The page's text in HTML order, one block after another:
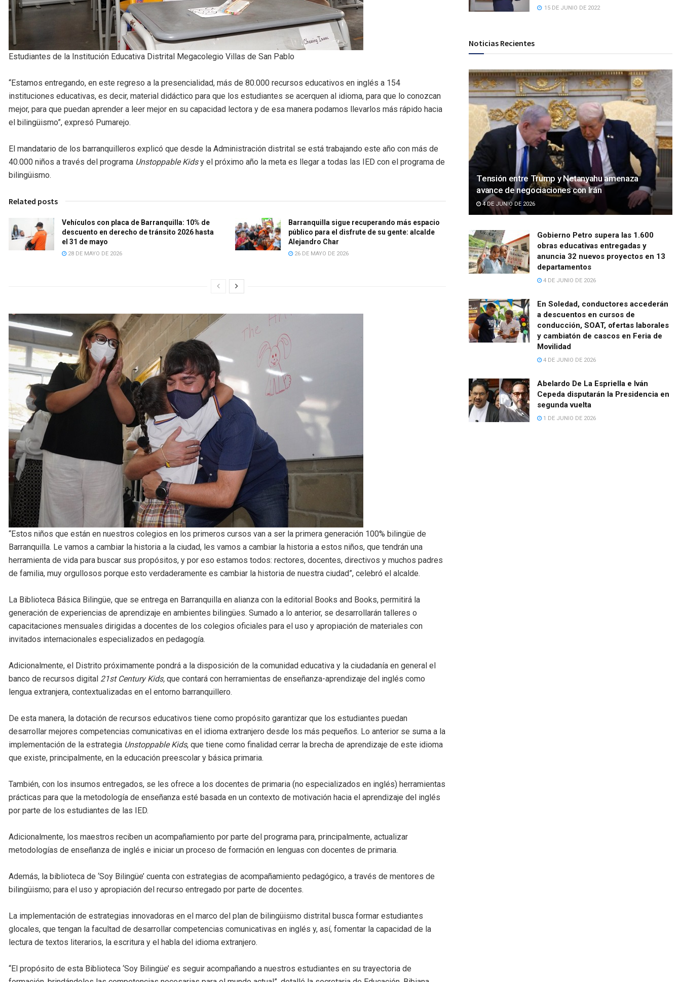
Estudiantes de la Institución Educativa Distrital Megacolegio Villas de San Pablo
“Estamos entregando, en este regreso a la presencialidad, más de 80.000 recursos educativos en inglés a 154
instituciones educativas, es decir, material didáctico para que los estudiantes se acerquen al idioma, para que lo conozcan
mejor, para que puedan aprender a leer mejor en su capacidad lectora y de esa manera podamos llevarlos más rápido hacia
el bilingüismo”, expresó Pumarejo.
El mandatario de los barranquilleros explicó que desde la Administración distrital se está trabajando este año con más de
40.000 niños a través del programa Unstoppable Kidsy el próximo año la meta es llegar a todas las IED con el programa de
bilingüismo.
Related posts
Vehículos con placa de Barranquilla: 10% de
descuento en derecho de tránsito 2026 hasta
el 31 de mayo
28 DE MAYO DE 2026
Barranquilla sigue recuperando más espacio
público para el disfrute de su gente: alcalde
Alejandro Char
26 DE MAYO DE 2026
“Estos niños que están en nuestros colegios en los primeros cursos van a ser la primera generación 100% bilingüe de
Barranquilla. Le vamos a cambiar la historia a la ciudad, les vamos a cambiar la historia a estos niños, que tendrán una
herramienta de vida para buscar sus propósitos, y por eso estamos todos: rectores, docentes, directivos y muchos padres
de familia, muy orgullosos porque esto verdaderamente es cambiar la historia de nuestra ciudad”, celebró el alcalde.
La Biblioteca Básica Bilingüe, que se entrega en Barranquilla en alianza con la editorial Books and Books, permitirá la
generación de experiencias de aprendizaje en ambientes bilingües. Sumado a lo anterior, se desarrollarán talleres o
capacitaciones mensuales dirigidas a docentes de los colegios oficiales para el uso y apropiación de materiales con
invitados internacionales especializados en pedagogía.
Adicionalmente, el Distrito próximamente pondrá a la disposición de la comunidad educativa y la ciudadanía en general el
banco de recursos digital 21st Century Kids, que contará con herramientas de enseñanza-aprendizaje del inglés como
lengua extranjera, contextualizadas en el entorno barranquillero.
De esta manera, la dotación de recursos educativos tiene como propósito garantizar que los estudiantes puedan
desarrollar mejores competencias comunicativas en el idioma extranjero desde los más pequeños. Lo anterior se suma a la
implementación de la estrategia Unstoppable Kids, que tiene como finalidad cerrar la brecha de aprendizaje de este idioma
que existe, principalmente, en la educación preescolar y básica primaria.
También, con los insumos entregados, se les ofrece a los docentes de primaria (no especializados en inglés) herramientas
prácticas para que la metodología de enseñanza esté basada en un contexto de motivación hacia el aprendizaje del inglés
por parte de los estudiantes de las IED.
Adicionalmente, los maestros reciben un acompañamiento por parte del programa para, principalmente, actualizar
metodologías de enseñanza de inglés e iniciar un proceso de formación en lenguas con docentes de primaria.
Además, la biblioteca de ‘Soy Bilingüe’ cuenta con estrategias de acompañamiento pedagógico, a través de mentores de
bilingüismo; para el uso y apropiación del recurso entregado por parte de docentes.
La implementación de estrategias innovadoras en el marco del plan de bilingüismo distrital busca formar estudiantes
glocales, que tengan la facultad de desarrollar competencias comunicativas en inglés y, así, fomentar la capacidad de la
lectura de textos literarios, la escritura y el habla del idioma extranjero.
“El propósito de esta Biblioteca ‘Soy Bilingüe’ es seguir acompañando a nuestros estudiantes en su trayectoria de
15 DE JUNIO DE 2022
Noticias Recientes
Tensión entre Trump y Netanyahu amenaza
avance de negociaciones con Irán
4 DE JUNIO DE 2026
Gobierno Petro supera las 1.600
obras educativas entregadas y
anuncia 32 nuevos proyectos en 13
departamentos
4 DE JUNIO DE 2026
En Soledad, conductores accederán
a descuentos en cursos de
conducción, SOAT, ofertas laborales
y cambiatón de cascos en Feria de
Movilidad
4 DE JUNIO DE 2026
Abelardo De La Espriella e Iván
Cepeda disputarán la Presidencia en
segunda vuelta
1 DE JUNIO DE 2026